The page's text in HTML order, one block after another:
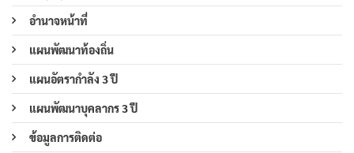
อำนาจหน้าที่
แผนพัฒนาท้องถิ่น
แผนอัตรากำลัง 3 ปี
แผนพัฒนาบุคลากร 3 ปี
ข้อมูลการติดต่อ